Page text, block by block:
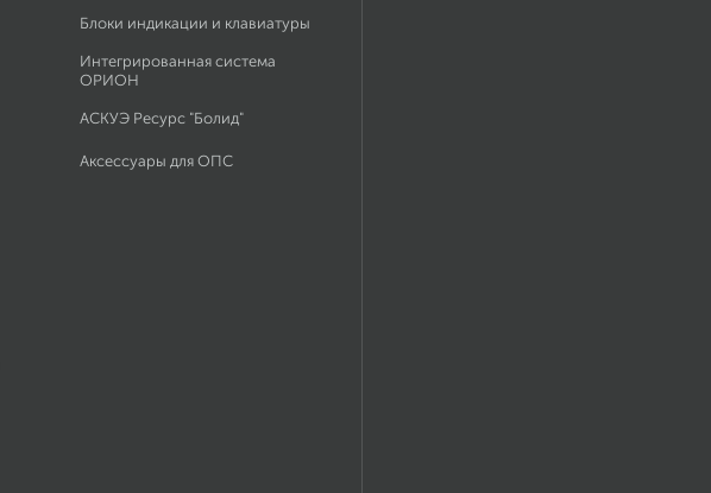
Блоки индикации и клавиатуры
Интегрированная система
ОРИОН
АСКУЭ Ресурс "Болид"
Аксессуары для ОПС